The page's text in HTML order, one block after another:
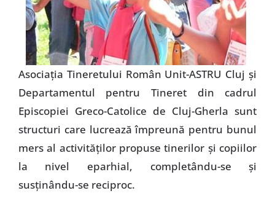
Asociaţia Tineretului Român Unit-ASTRU Cluj şi
Departamentul pentru Tineret din cadrul
Episcopiei Greco-Catolice de Cluj-Gherla sunt
structuri care lucrează împreună pentru bunul
mers al activităţilor propuse tinerilor şi copiilor
la nivel eparhial, completându-se şi
susţinându-se reciproc.